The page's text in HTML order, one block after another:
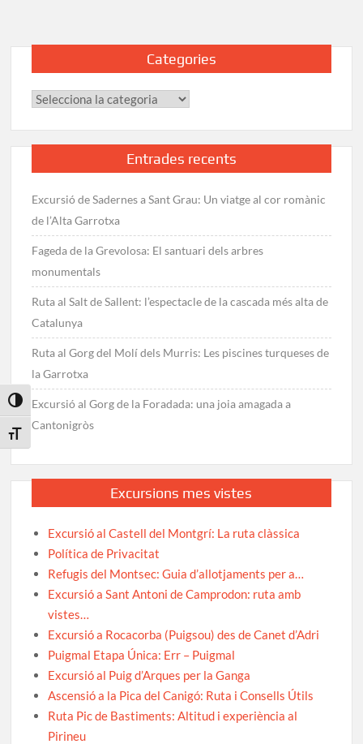
Toggle High Contrast
Toggle Font size
Collformic:
track
Categories
Categories
Entrades recents
Excursió de Sadernes a Sant Grau: Un viatge al cor romànic
de l’Alta Garrotxa
Fageda de la Grevolosa: El santuari dels arbres
monumentals
Ruta al Salt de Sallent: l’espectacle de la cascada més alta de
Catalunya
Ruta al Gorg del Molí dels Murris: Les piscines turqueses de
la Garrotxa
Excursió al Gorg de la Foradada: una joia amagada a
Cantonigròs
Excursions mes vistes
Excursió al Castell del Montgrí: La ruta clàssica
Política de Privacitat
Refugis del Montsec: Guia d’allotjaments per a…
Excursió a Sant Antoni de Camprodon: ruta amb
vistes…
Excursió a Rocacorba (Puigsou) des de Canet d’Adri
Puigmal Etapa Única: Err – Puigmal
Excursió al Puig d’Arques per la Ganga
Ascensió a la Pica del Canigó: Ruta i Consells Útils
Ruta Pic de Bastiments: Altitud i experiència al
Pirineu